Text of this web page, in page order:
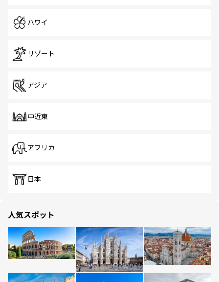
ハワイ
リゾート
アジア
中近東
アフリカ
日本
人気スポット